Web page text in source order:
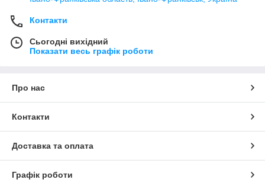
Контакти
Сьогодні вихідний
Показати весь графік роботи
Про нас
Контакти
Доставка та оплата
Графік роботи